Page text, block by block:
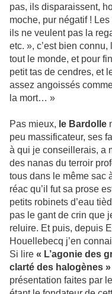
pas, ils disparaissent,
moche, pur négatif !
ils ne veulent pas la
etc. », c’est bien
tout le monde, et pour
petit tas de cendres, et
assez angoissés
la mort… »
Pas mieux, le Bardolle
peu massificateur, ses
à qui je conseillerais, a
des nanas du terroir
tous dans le même sac
réac qu’il fut sa prose
petits robinets d’eau
pas le gant de crin que
reluire. Et puis, depuis
Houellebecq j’en
Si lire « L’agonie des
clarté des halogènes »
présentation faites par